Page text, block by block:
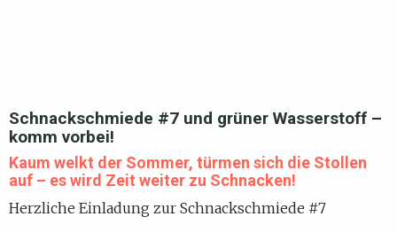
Schnackschmiede #7 und grüner Wasserstoff –
komm vorbei!
Kaum welkt der Sommer, türmen sich die Stollen
auf – es wird Zeit weiter zu Schnacken!
Herzliche Einladung zur Schnackschmiede #7